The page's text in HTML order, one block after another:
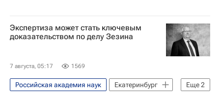
Экспертиза может стать ключевым
доказательством по делу Зезина
7 августа, 05:17 1569
Еще2
Российская академия наук
Екатеринбург